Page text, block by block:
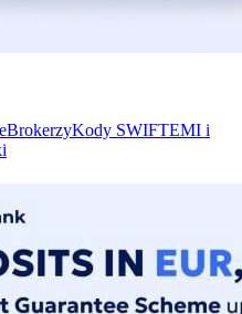
BrokerzyKody SWIFTEMI i